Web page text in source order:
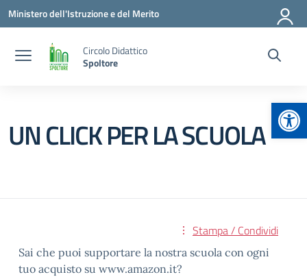
Vai ai contenuti
Vai al menu di navigazione
Vai al footer
Ministero dell'Istruzione e del Merito
Circolo Didattico
Spoltore
UN CLICK PER LA SCUOLA
Stampa / Condividi
Sai che puoi supportare la nostra scuola con ogni
tuo acquisto su www.amazon.it?